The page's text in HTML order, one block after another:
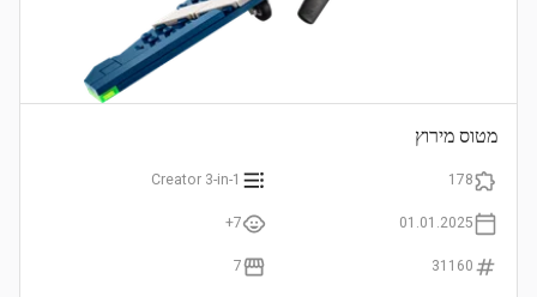
מטוס מירוץ
178
Creator 3-in-1
01.01.2025
7+
31160
7